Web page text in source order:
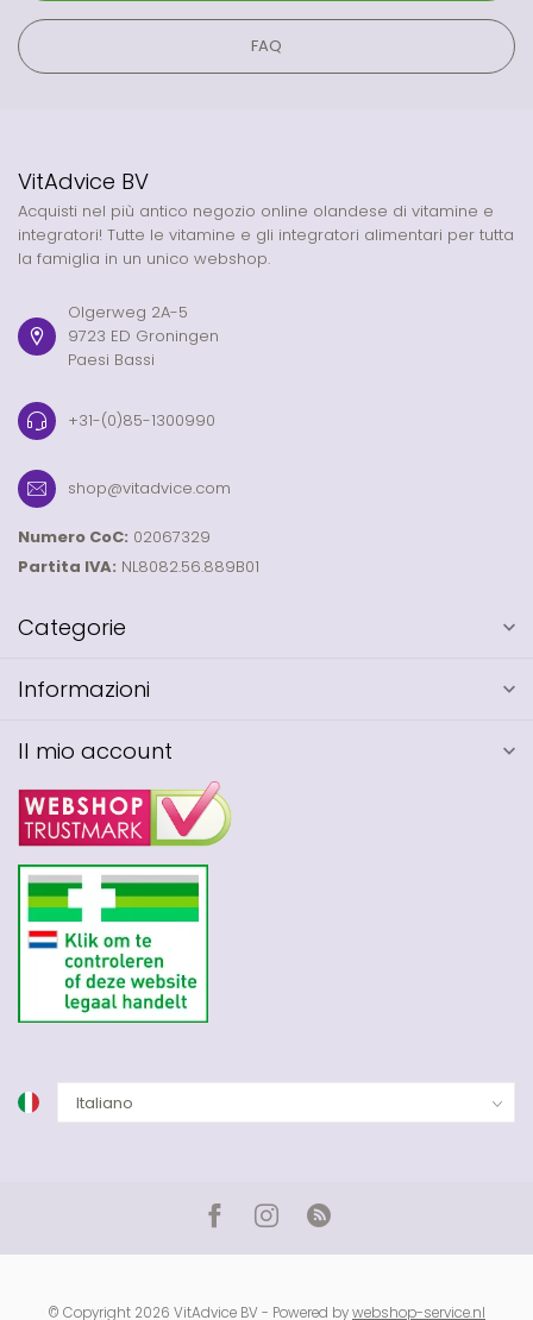
FAQ
VitAdvice BV
Acquisti nel più antico negozio online olandese di vitamine e
integratori! Tutte le vitamine e gli integratori alimentari per tutta
la famiglia in un unico webshop.
Olgerweg 2A-5
9723 ED Groningen
Paesi Bassi
+31-(0)85-1300990
shop@vitadvice.com
Numero CoC: 02067329
Partita IVA: NL8082.56.889B01
Categorie
Informazioni
Il mio account
© Copyright 2026 VitAdvice BV - Powered bywebshop-service.nl